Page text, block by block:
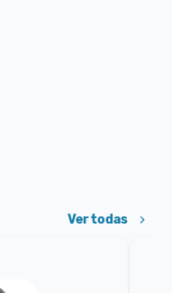
Ver todas